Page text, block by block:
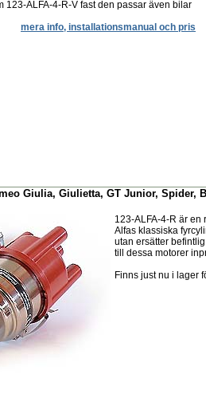
123-ALFA-4-R-V fast den passar även bilar
mera info, installationsmanual och pris
Giulia, Giulietta, GT Junior, Spider,
123-ALFA-4-R är
Alfas klassiska
utan ersätter
till dessa motorer
Finns just nu i lager